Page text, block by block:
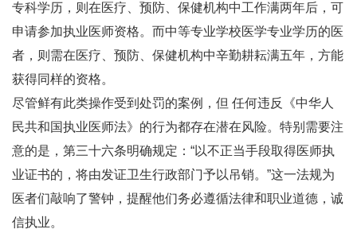
专科学历，则在医疗、预防、保健机构中工作满两年后，可
申请参加执业医师资格。而中等专业学校医学专业学历的医
者，则需在医疗、预防、保健机构中辛勤耕耘满五年，方能
获得同样的资格。
尽管鲜有此类操作受到处罚的案例，但 任何违反《中华人
民共和国执业医师法》的行为都存在潜在风险。特别需要注
意的是，第三十六条明确规定：“以不正当手段取得医师执
业证书的，将由发证卫生行政部门予以吊销。”这一法规为
医者们敲响了警钟，提醒他们务必遵循法律和职业道德，诚
信执业。